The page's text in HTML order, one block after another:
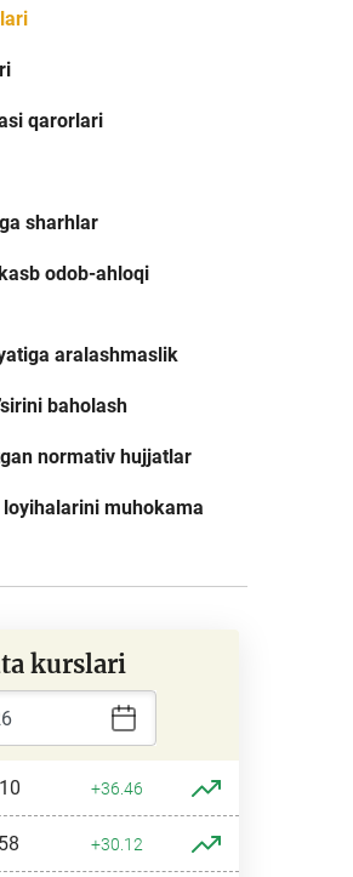
qarorlari
sharhlar
odob-ahloqi
aralashmaslik
baholash
normativ hujjatlar
loyihalarini muhokama
kurslari
+36.46
+30.12